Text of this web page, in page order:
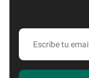
Escribe
email